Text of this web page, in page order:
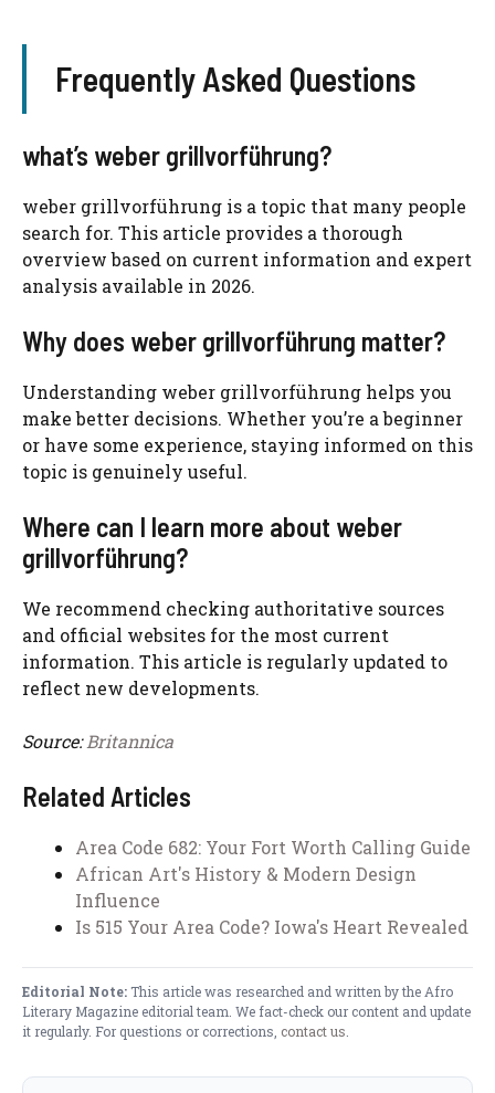
Frequently Asked Questions
what’s weber grillvorführung?
weber grillvorführung is a topic that many people
search for. This article provides a thorough
overview based on current information and expert
analysis available in 2026.
Why does weber grillvorführung matter?
Understanding weber grillvorführung helps you
make better decisions. Whether you’re a beginner
or have some experience, staying informed on this
topic is genuinely useful.
Where can I learn more about weber
grillvorführung?
We recommend checking authoritative sources
and official websites for the most current
information. This article is regularly updated to
reflect new developments.
Source:Britannica
Related Articles
Area Code 682: Your Fort Worth Calling Guide
African Art's History & Modern Design
Influence
Is 515 Your Area Code? Iowa's Heart Revealed
Editorial Note:This article was researched and written by the Afro
Literary Magazine editorial team. We fact-check our content and update
it regularly. For questions or corrections, contact us.